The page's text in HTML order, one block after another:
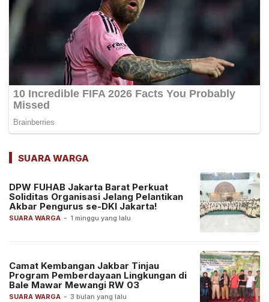
SUARA WARGA
SUARA WARGA - 1 minggu yang lalu
DPW FUHAB Jakarta Barat Perkuat
Soliditas Organisasi Jelang Pelantikan
Akbar Pengurus se-DKI Jakarta!
SUARA WARGA - 3 bulan yang lalu
Camat Kembangan Jakbar Tinjau
Program Pemberdayaan Lingkungan di
Bale Mawar Mewangi RW 03